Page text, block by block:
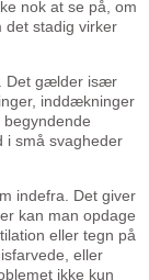
nok at se på, om
stadig virker
Det gælder især
inddækninger
i små svagheder
indefra. Det giver
kan man opdage
eller tegn på
eller
ikke kun